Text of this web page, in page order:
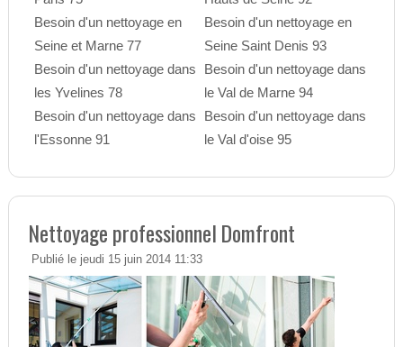
Besoin d'un nettoyage en
Seine et Marne 77
Besoin d'un nettoyage dans
les Yvelines 78
Besoin d'un nettoyage dans
l'Essonne 91
Besoin d'un nettoyage en
Seine Saint Denis 93
Besoin d'un nettoyage dans
le Val de Marne 94
Besoin d'un nettoyage dans
le Val d'oise 95
Nettoyage professionnel Domfront
Publié le jeudi 15 juin 2014 11:33